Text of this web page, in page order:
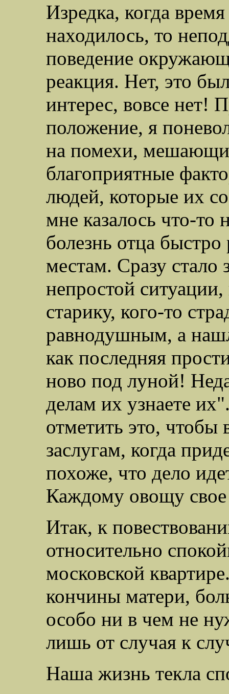
Изредка, когда
находилось, то
поведение
реакция. Нет, это
интерес, вовсе нет!
положение, я
на помехи,
благоприятные
людей, которые их
мне казалось что-то
болезнь отца быстро
местам. Сразу стало
непростой
старику, кого-то
равнодушным, а
как последняя
ново под луной!
делам их узнаете
отметить это, чтобы
заслугам, когда
похоже, что дело
Каждому овощу
Итак, к
относительно
московской
кончины матери,
особо ни в чем не
лишь от случая к
Наша жизнь текла